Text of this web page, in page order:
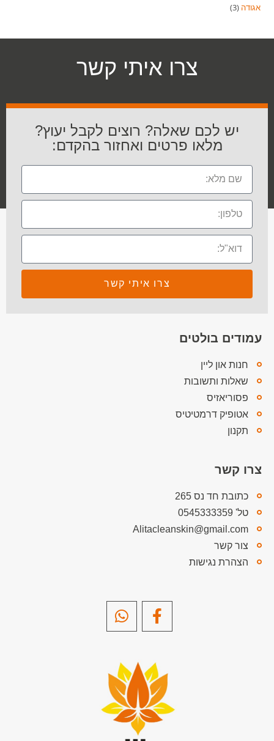
אגודה 3
צרו איתי קשר
יש לכם שאלה? רוצים לקבל יעוץ?
מלאו פרטים ואחזור בהקדם:
צרו איתי קשר
עמודים בולטים
חנות און ליין
שאלות ותשובות
פסוריאזיס
אטופיק דרמטיטיס
תקנון
צרו קשר
כתובת חד נס 265
טל' 0545333359
Alitacleanskin@gmail.com
צור קשר
הצהרת נגישות